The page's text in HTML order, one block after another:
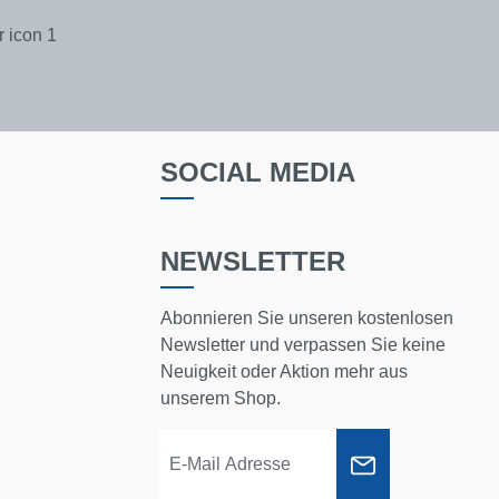
SOCIAL MEDIA
NEWSLETTER
Abonnieren Sie unseren kostenlosen
Newsletter und verpassen Sie keine
Neuigkeit oder Aktion mehr aus
unserem Shop.